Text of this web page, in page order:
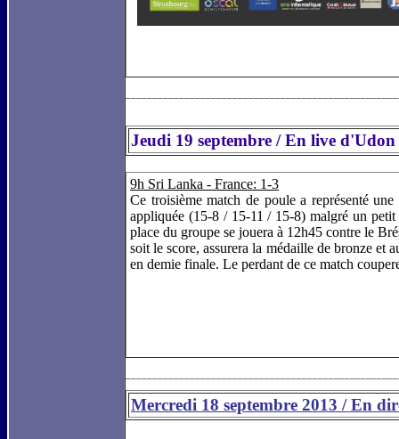
Jeudi 19 septembre / En live
9h Sri Lanka - France: 1-3
Ce troisième match de poule a représenté
appliquée (15-8 / 15-11 / 15-8) malgré un
place du groupe se jouera à 12h45 contre le
soit le score, assurera la médaille de bronze et
en demie finale. Le perdant de ce match
Mercredi 18 septembre 2013 / En